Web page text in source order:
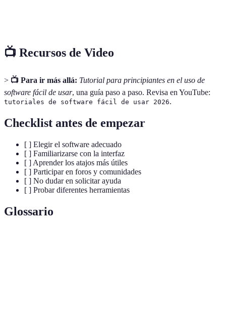
📺 Recursos de Video
> 📺 Para ir más allá: Tutorial para principiantes en el uso de
software fácil de usar, una guía paso a paso. Revisa en YouTube:
tutoriales de software fácil de usar 2026.
Checklist antes de empezar
[ ] Elegir el software adecuado
[ ] Familiarizarse con la interfaz
[ ] Aprender los atajos más útiles
[ ] Participar en foros y comunidades
[ ] No dudar en solicitar ayuda
[ ] Probar diferentes herramientas
Glossario